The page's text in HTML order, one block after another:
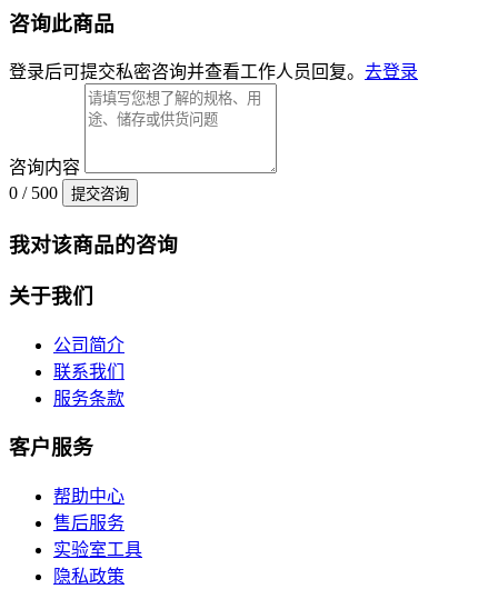
咨询此商品
登录后可提交私密咨询并查看工作人员回复。 去登录
咨询内容
0 / 500
提交咨询
我对该商品的咨询
关于我们
公司简介
联系我们
服务条款
客户服务
帮助中心
售后服务
实验室工具
隐私政策